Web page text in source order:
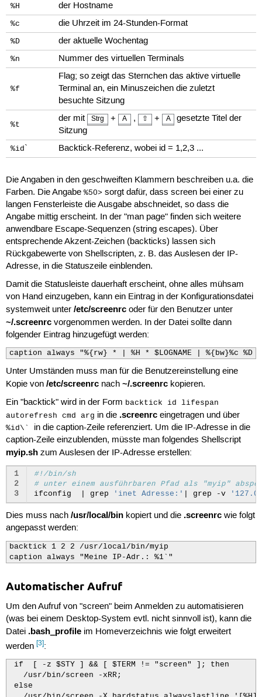
%H der Hostname
%c die Uhrzeit im 24-Stunden-Format
%D der aktuelle Wochentag
%n Nummer des virtuellen Terminals
%f
Flag; so zeigt das Sternchen das aktive virtuelle
Terminal an, ein Minuszeichen die zuletzt
besuchte Sitzung
%t
der mit Strg + A , ⇧ + A
gesetzte Titel der
Sitzung
%id` Backtick-Referenz, wobei id = 1,2,3 ...
Die Angaben in den geschweiften Klammern beschreiben u.a. die
Farben. Die Angabe %50> sorgt dafür, dass screen bei einer zu
langen Fensterleiste die Ausgabe abschneidet, so dass die
Angabe mittig erscheint. In der "man page" finden sich weitere
anwendbare Escape-Sequenzen (string escapes). Über
entsprechende Akzent-Zeichen (backticks) lassen sich
Rückgabewerte von Shellscripten, z. B. das Auslesen der IP-
Adresse, in die Statuszeile einblenden.
Damit die Statusleiste dauerhaft erscheint, ohne alles mühsam
von Hand einzugeben, kann ein Eintrag in der Konfigurationsdatei
systemweit unter /etc/screenrcoder für den Benutzer unter
~/.screenrcvorgenommen werden. In der Datei sollte dann
folgender Eintrag hinzugefügt werden:
caption always "%{rw} * | %H * $LOGNAME | %{bw}%c %D |
Unter Umständen muss man für die Benutzereinstellung eine
Kopie von /etc/screenrcnach ~/.screenrckopieren.
Ein "backtick" wird in der Form backtick id lifespan
autorefresh cmd arg in die .screenrceingetragen und über
%id\`
in die caption-Zeile referenziert. Um die IP-Adresse in die
caption-Zeile einzublenden, müsste man folgendes Shellscript
myip.shzum Auslesen der IP-Adresse erstellen:
1
2
3
#!/bin/sh
# unter einem ausführbaren Pfad als "myip"
ifconfig
grep 'inet Adresse:' grep -v
Dies muss nach /usr/local/binkopiert und die .screenrcwie folgt
angepasst werden:
backtick 1 2 2 /usr/local/bin/myip
caption always "Meine IP-Adr.: %1`"
Automatischer Aufruf
Um den Aufruf von "screen" beim Anmelden zu automatisieren
(was bei einem Desktop-System evtl. nicht sinnvoll ist), kann die
Datei .bash_profileim Homeverzeichnis wie folgt erweitert
werden [3]:
if  [ -z $STY ] && [ $TERM != "screen" ]; then
   /usr/bin/screen -xRR;
else